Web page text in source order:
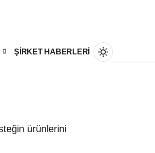
ŞİRKET HABERLERİ
Modu
Gündüz modunu seçin.
ürünlerini